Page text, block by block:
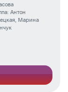
Антон
, Марина